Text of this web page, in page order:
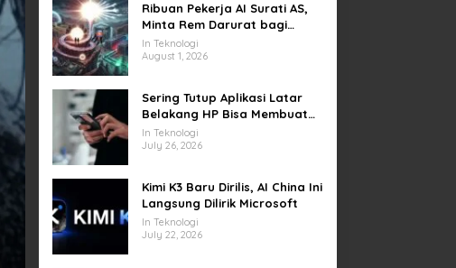
Ribuan Pekerja AI Surati AS,
Minta Rem Darurat bagi
Teknologi Canggih
In Teknologi
August 1, 2026
Sering Tutup Aplikasi Latar
Belakang HP Bisa Membuat
Baterai Lebih Boros
In Teknologi
July 26, 2026
Kimi K3 Baru Dirilis, AI China Ini
Langsung Dilirik Microsoft
In Teknologi
July 22, 2026